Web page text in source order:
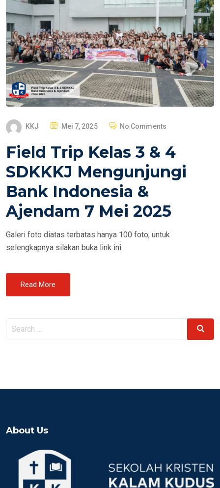
KKJ
P
S
E
D
N
Mei 7, 2025 No Comments
Field Trip Kelas 3 & 4
SDKKKJ Mengunjungi
Bank Indonesia &
Ajendam 7 Mei 2025
Galeri foto diatas terbatas hanya 100 foto, untuk
selengkapnya silakan buka link ini
Read More
Search
Search
About Us